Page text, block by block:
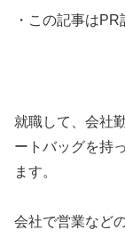
・この記事はPR
就職して、会社
ートバッグを持
ます。
会社で営業など